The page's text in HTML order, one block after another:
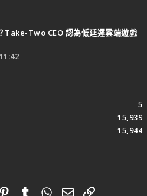
Take-Two CEO 認為低延遲雲端遊戲
5
15,939
15,944
PinterestTumblrWhatsApp
電子郵件
連結